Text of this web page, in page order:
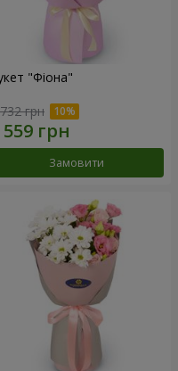
"Фіона"
грн
Замовити